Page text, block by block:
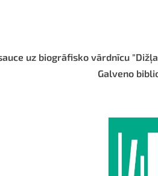
uz biogrāfisko vārdnīcu
Galveno